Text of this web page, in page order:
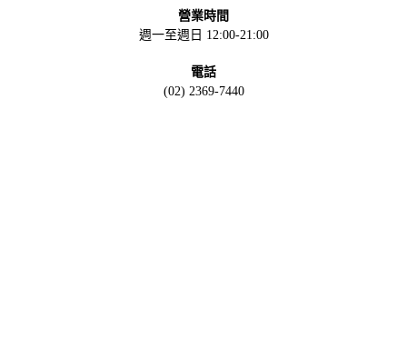
營業時間
週一至週日 12:00-21:00
電話
(02) 2369-7440